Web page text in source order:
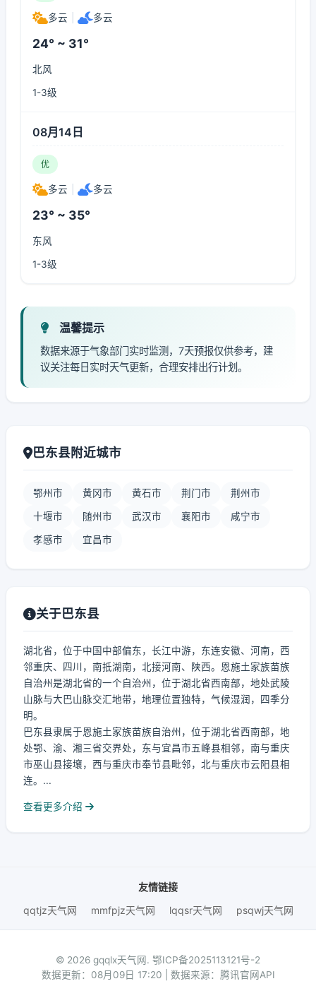
多云 多云
24° ~ 31°
北风
1-3级
08月14日
优
多云 多云
23° ~ 35°
东风
1-3级
温馨提示
数据来源于气象部门实时监测，7天预报仅供参考，建
议关注每日实时天气更新，合理安排出行计划。
巴东县附近城市
鄂州市 黄冈市 黄石市 荆门市 荆州市
十堰市 随州市 武汉市 襄阳市 咸宁市
孝感市 宜昌市
关于巴东县
湖北省，位于中国中部偏东，长江中游，东连安徽、河南，西
邻重庆、四川，南抵湖南，北接河南、陕西。恩施土家族苗族
自治州是湖北省的一个自治州，位于湖北省西南部，地处武陵
山脉与大巴山脉交汇地带，地理位置独特，气候湿润，四季分
明。
巴东县隶属于恩施土家族苗族自治州，位于湖北省西南部，地
处鄂、渝、湘三省交界处，东与宜昌市五峰县相邻，南与重庆
市巫山县接壤，西与重庆市奉节县毗邻，北与重庆市云阳县相
连。...
查看更多介绍
友情链接
qqtjz天气网
mmfpjz天气网 lqqsr天气网 psqwj天气网
© 2026 gqqlx天气网. 鄂ICP备2025113121号-2
数据更新：08月09日 17:20 | 数据来源：腾讯官网API